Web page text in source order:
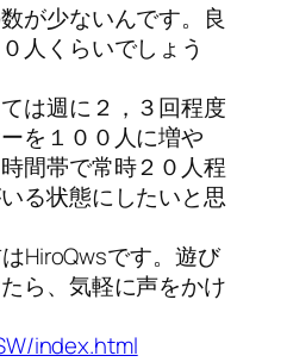
が少ないんです。良
人くらいでしょう
は週に２，３回程度
を１００人に増や
間帯で常時２０人程
る状態にしたいと思
HiroQwsです。遊び
ら、気軽に声をかけ
index.html